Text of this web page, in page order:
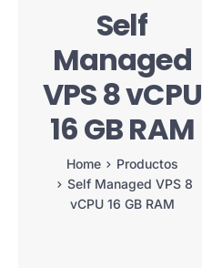
Self
Managed
VPS 8 vCPU
16 GB RAM
Home
Productos
Self Managed VPS 8
vCPU 16 GB RAM